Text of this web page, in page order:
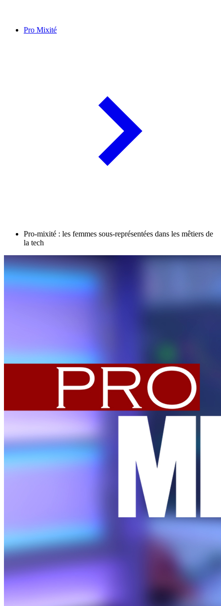
Pro Mixité
Pro-mixité : les femmes sous-représentées dans les mêtiers de
la tech